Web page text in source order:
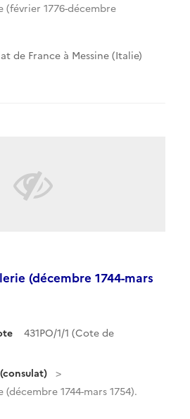
(février 1776-décembre
de France à Messine (Italie)
(décembre 1744-mars
431PO/1/1 (Cote de
1744-mars 1754).